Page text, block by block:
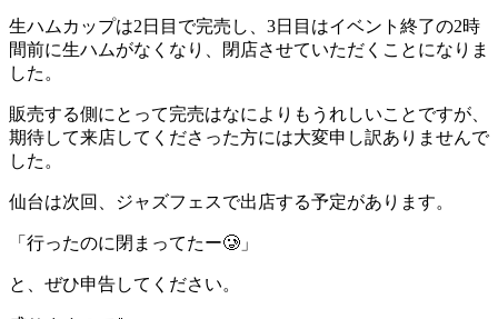
生ハムカップは2日目で完売し、3日目はイベント終了の2時
間前に生ハムがなくなり、閉店させていただくことになりま
した。
販売する側にとって完売はなによりもうれしいことですが、
期待して来店してくださった方には大変申し訳ありませんで
した。
仙台は次回、ジャズフェスで出店する予定があります。
「行ったのに閉まってたー🥲」
と、ぜひ申告してください。